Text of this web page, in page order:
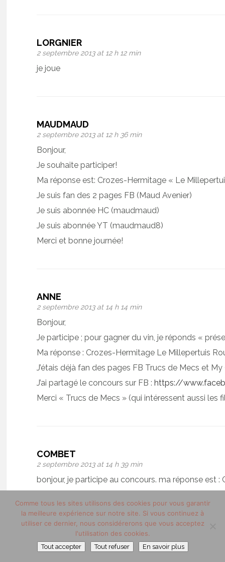
LORGNIER
2 septembre 2013 at 12 h 12 min
je joue
MAUDMAUD
2 septembre 2013 at 12 h 36 min
Bonjour,
Je souhaite participer!
Ma réponse est: Crozes-Hermitage « Le
Je suis fan des 2 pages FB (Maud Avenìer)
Je suis abonnée HC (maudmaud)
Je suis abonnée YT (maudmaud8)
Merci et bonne journée!
ANNE
2 septembre 2013 at 14 h 14 min
Bonjour,
Je participe ; pour gagner du vin, je réponds «
Ma réponse : Crozes-Hermitage Le Millepertuis
J’étais déjà fan des pages FB Trucs de Mecs et
J’ai partagé le concours sur FB :https://
Merci « Trucs de Mecs » (qui intéressent aussi
COMBET
2 septembre 2013 at 14 h 39 min
bonjour, je participe au concours. ma réponse est
2 septembre 2013 at 14 h 53 min
Comme tous les sites utilisons des cookies pour vous garantir
la meilleure expérience sur notre site. Si vous continuez à
utiliser ce dernier, nous considérerons que vous acceptez
l'utilisation des cookies.
Tout accepter Tout refuser En savoir plus